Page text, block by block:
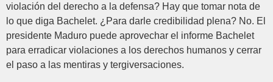
violación del derecho a la defensa? Hay que tomar nota de
lo que diga Bachelet. ¿Para darle credibilidad plena? No. El
presidente Maduro puede aprovechar el informe Bachelet
para erradicar violaciones a los derechos humanos y cerrar
el paso a las mentiras y tergiversaciones.